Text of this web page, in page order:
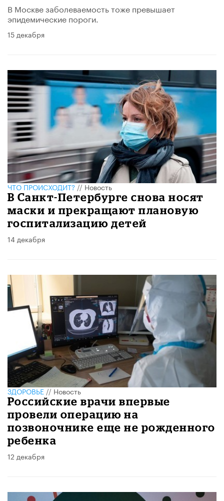
В Москве заболеваемость тоже превышает
эпидемические пороги.
15 декабря
ЧТО ПРОИСХОДИТ?//Новость
В Санкт-Петербурге снова носят
маски и прекращают плановую
госпитализацию детей
14 декабря
ЗДОРОВЬЕ//Новость
Российские врачи впервые
провели операцию на
позвоночнике еще не рожденного
ребенка
12 декабря